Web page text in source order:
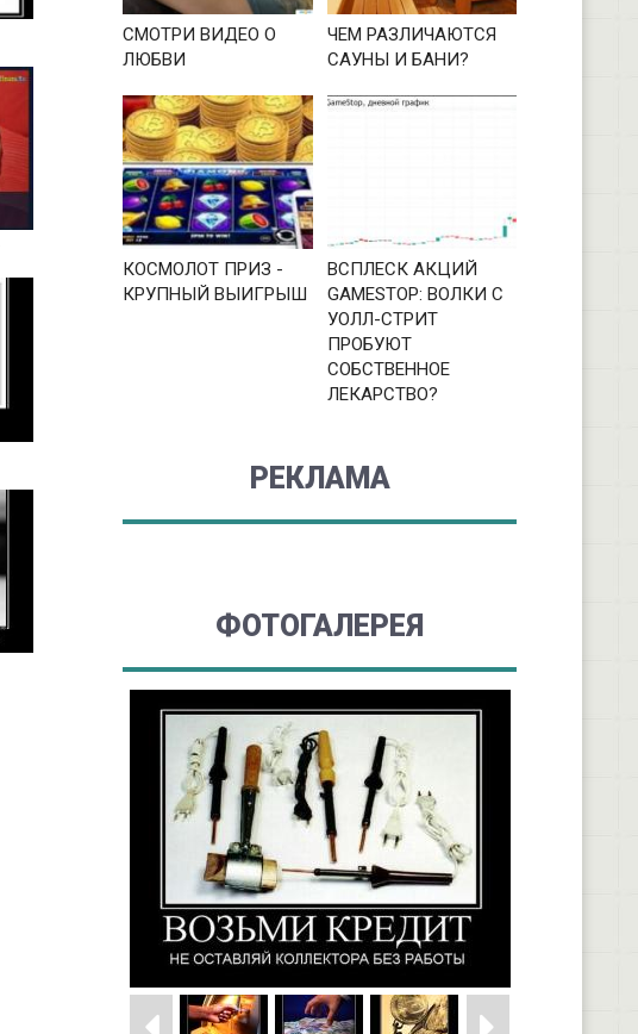
СМОТРИ ВИДЕО О
ЛЮБВИ
ЧЕМ РАЗЛИЧАЮТСЯ
САУНЫ И БАНИ?
КОСМОЛОТ ПРИЗ -
КРУПНЫЙ ВЫИГРЫШ
ВСПЛЕСК АКЦИЙ
GAMESTOP: ВОЛКИ С
УОЛЛ-СТРИТ
ПРОБУЮТ
СОБСТВЕННОЕ
ЛЕКАРСТВО?
РЕКЛАМА
ФОТОГАЛЕРЕЯ